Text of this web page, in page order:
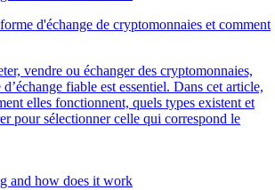
d'échange de cryptomonnaies et comment
vendre ou échanger des cryptomonnaies,
fiable est essentiel. Dans cet article,
elles fonctionnent, quels types existent et
pour sélectionner celle qui correspond le